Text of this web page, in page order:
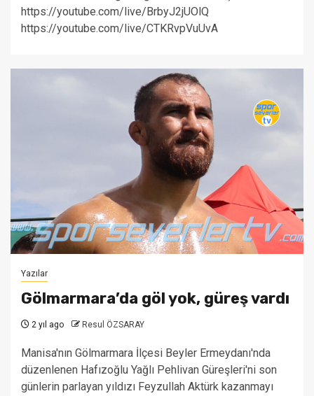
https://youtube.com/live/BrbyJ2jUOlQ
https://youtube.com/live/CTKRvpVuUvA
Yazılar
Gölmarmara’da göl yok, güreş vardı
2 yıl ago Resul ÖZSARAY
Manisa'nın Gölmarmara İlçesi Beyler Ermeydanı'nda
düzenlenen Hafızoğlu Yağlı Pehlivan Güreşleri'ni son
günlerin parlayan yıldızı Feyzullah Aktürk kazanmayı